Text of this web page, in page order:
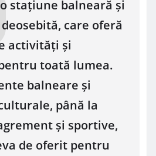
stațiune balneară și
care oferă
activități și
toată lumea.
balneare și
până la
și sportive,
de oferit pentru